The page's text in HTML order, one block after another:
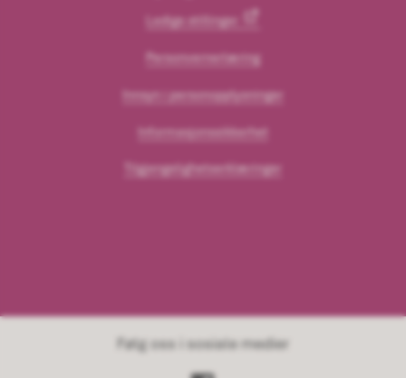
Ledige stillinger
Personvernerlæring
Innsyn i personopplysninger
Informasjonssikkerhet
Tilgjengelighetserklæringer
Følg oss i sosiale medier